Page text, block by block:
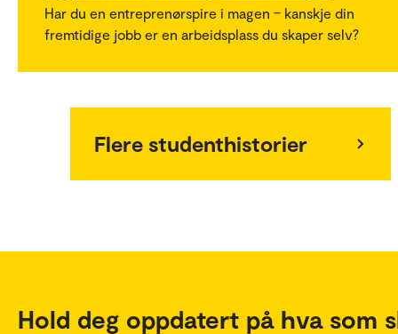
Har du en entreprenørspire i magen – kanskje din
fremtidige jobb er en arbeidsplass du skaper selv?
Flere studenthistorier
Hold deg oppdatert på hva som